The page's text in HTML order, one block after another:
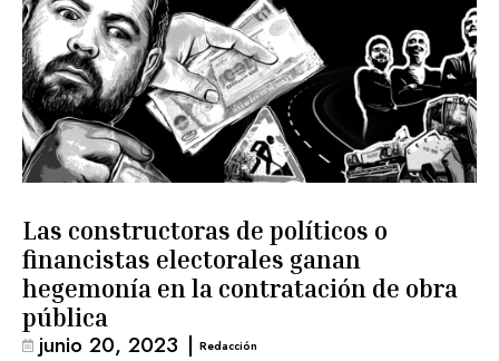
Las constructoras de políticos o
financistas electorales ganan
hegemonía en la contratación de obra
pública
junio 20, 2023 | Redacción